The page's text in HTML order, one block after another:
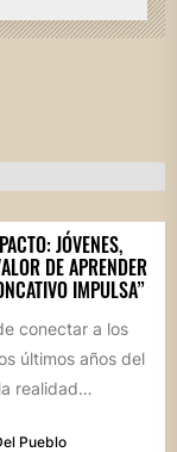
JÓVENES,
DE APRENDER
IMPULSA”
conectar a los
últimos años del
realidad
Pueblo